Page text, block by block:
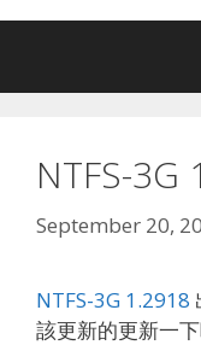
NTFS-3G
September 20,
NTFS-3G 1.2918
該更新的更新一